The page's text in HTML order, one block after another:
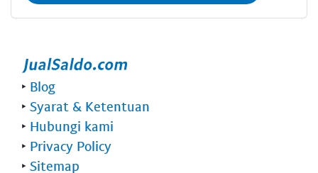
‣ Blog
‣ Syarat & Ketentuan
‣ Hubungi kami
‣ Privacy Policy
‣ Sitemap